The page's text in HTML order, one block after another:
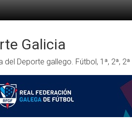
Galicia
del Deporte gallego. Fútbol, 1ª, 2ª,